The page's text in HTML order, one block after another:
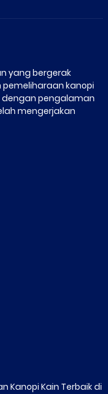
yang bergerak
kanopi
dengan pengalaman
mengerjakan
Kanopi Kain Terbaik di